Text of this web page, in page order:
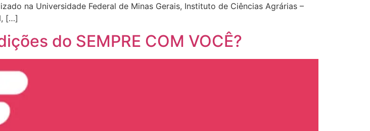
na Universidade Federal de Minas Gerais, Instituto de Ciências Agrárias –
[…]
do SEMPRE COM VOCÊ?